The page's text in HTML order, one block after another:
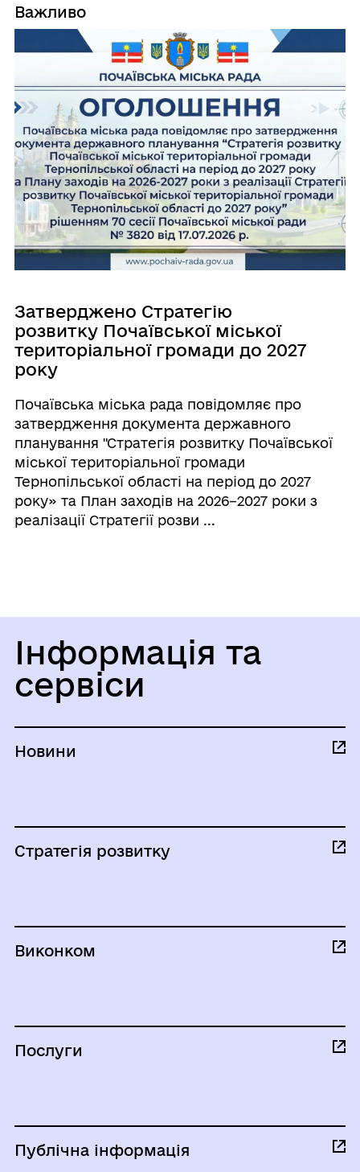
Важливо
Затверджено Стратегію
розвитку Почаївської міської
територіальної громади до 2027
року
Почаївська міська рада повідомляє про
затвердження документа державного
планування "Стратегія розвитку Почаївської
міської територіальної громади
Тернопільської області на період до 2027
року» та План заходів на 2026–2027 роки з
реалізації Стратегії розви ...
Інформація та
сервіси
Новини
Стратегія розвитку
Виконком
Послуги
Публічна інформація